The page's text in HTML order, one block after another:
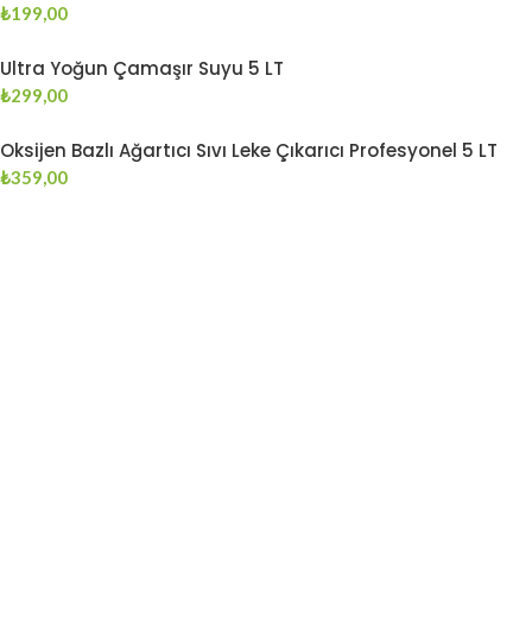
₺199,00
Ultra Yoğun Çamaşır Suyu 5 LT
₺299,00
Oksijen Bazlı Ağartıcı Sıvı Leke Çıkarıcı Profesyonel 5 LT
₺359,00